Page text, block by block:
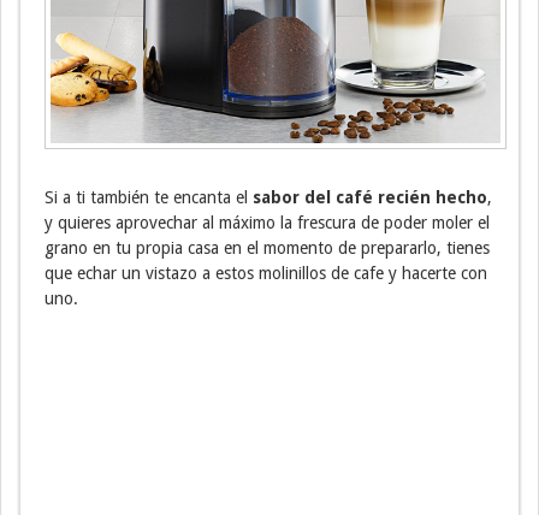
Si a ti también te encanta el sabor del café recién hecho,
y quieres aprovechar al máximo la frescura de poder moler el
grano en tu propia casa en el momento de prepararlo, tienes
que echar un vistazo a estos molinillos de cafe y hacerte con
uno.